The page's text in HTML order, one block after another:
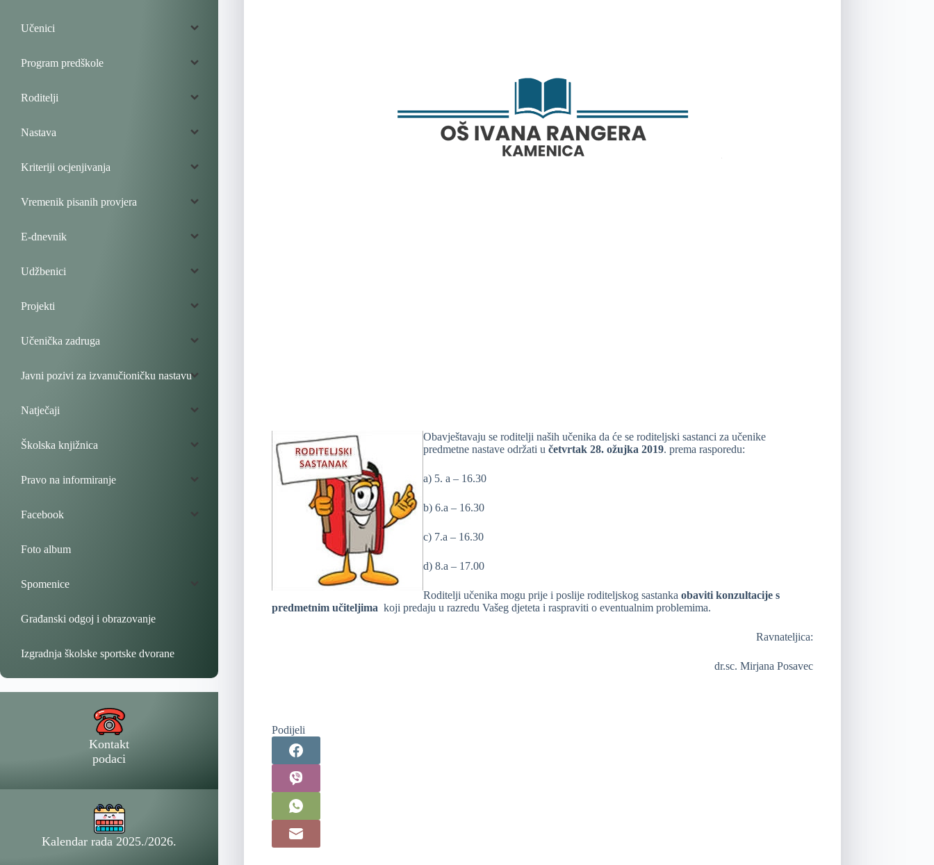
Obavještavaju se roditelji naših učenika da će se roditeljski sastanci za učenike
predmetne nastave održati u četvrtak 28. ožujka 2019. prema rasporedu:
a) 5. a – 16.30
b) 6.a – 16.30
c) 7.a – 16.30
d) 8.a – 17.00
Roditelji učenika mogu prije i poslije roditeljskog sastanka obaviti konzultacije s
predmetnim učiteljima koji predaju u razredu Vašeg djeteta i raspraviti o eventualnim problemima.
Ravnateljica:
dr.sc. Mirjana Posavec
Podijeli
Učenici
Program predškole
Roditelji
Nastava
Kriteriji ocjenjivanja
Vremenik pisanih provjera
E-dnevnik
Udžbenici
Projekti
Učenička zadruga
Javni pozivi za izvanučioničku nastavu
Natječaji
Školska knjižnica
Pravo na informiranje
Facebook
Foto album
Spomenice
Građanski odgoj i obrazovanje
Izgradnja školske sportske dvorane
Kontakt
podaci
Kalendar rada 2025./2026.